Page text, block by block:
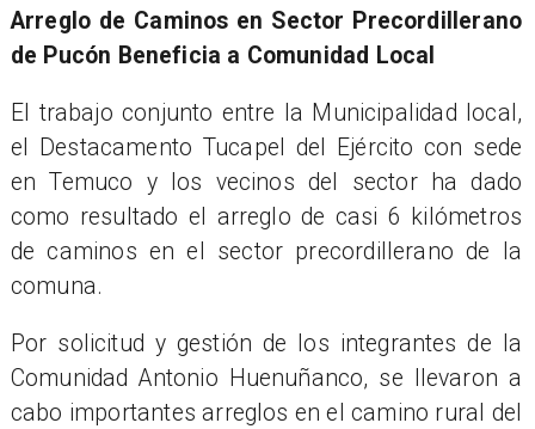
Arreglo de Caminos en Sector Precordillerano
de Pucón Beneficia a Comunidad Local
El trabajo conjunto entre la Municipalidad local,
el Destacamento Tucapel del Ejército con sede
en Temuco y los vecinos del sector ha dado
como resultado el arreglo de casi 6 kilómetros
de caminos en el sector precordillerano de la
comuna.
Por solicitud y gestión de los integrantes de la
Comunidad Antonio Huenuñanco, se llevaron a
cabo importantes arreglos en el camino rural del